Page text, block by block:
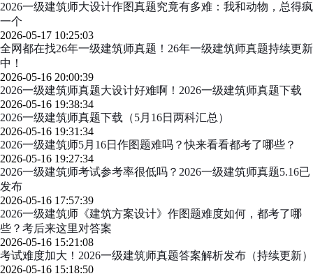
2026一级建筑师大设计作图真题究竟有多难：我和动物，总得疯
一个
2026-05-17 10:25:03
全网都在找26年一级建筑师真题！26年一级建筑师真题持续更新
中！
2026-05-16 20:00:39
2026一级建筑师真题大设计好难啊！2026一级建筑师真题下载
2026-05-16 19:38:34
2026一级建筑师真题下载（5月16日两科汇总）
2026-05-16 19:31:34
2026一级建筑师5月16日作图题难吗？快来看看都考了哪些？
2026-05-16 19:27:34
2026一级建筑师考试参考率很低吗？2026一级建筑师真题5.16已
发布
2026-05-16 17:57:39
2026一级建筑师《建筑方案设计》作图题难度如何，都考了哪
些？考后来这里对答案
2026-05-16 15:21:08
考试难度加大！2026一级建筑师真题答案解析发布（持续更新）
2026-05-16 15:18:50